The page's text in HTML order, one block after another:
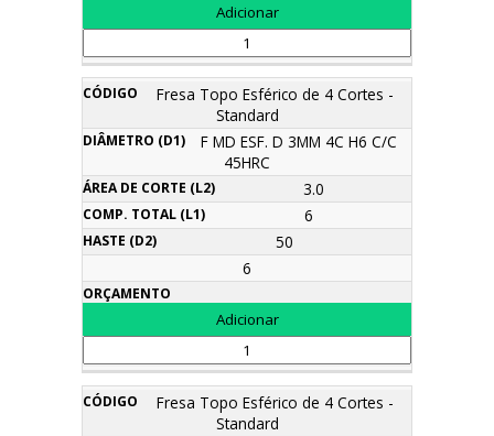
Fresa Topo Esférico de 4 Cortes -
Standard
F MD ESF. D 3MM 4C H6 C/C
45HRC
3.0
6
50
6
Fresa Topo Esférico de 4 Cortes -
Standard